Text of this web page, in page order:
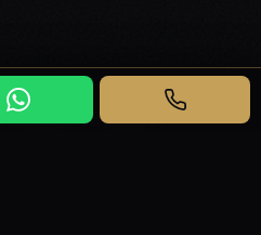
zavisno od kofera.